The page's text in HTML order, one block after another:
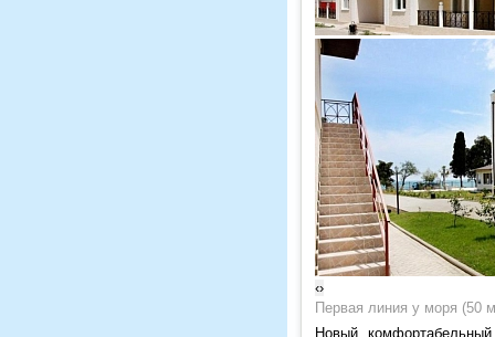
‹›
Первая линия у моря (50
Новый